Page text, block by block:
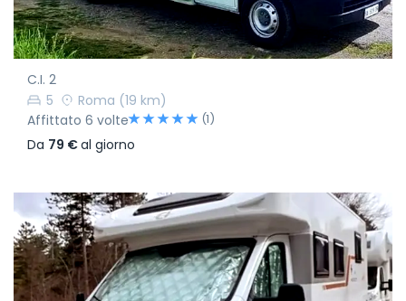
C.I. 2
5
Roma (19 km)
Affittato 6 volte
(1)
Da 79 €al giorno